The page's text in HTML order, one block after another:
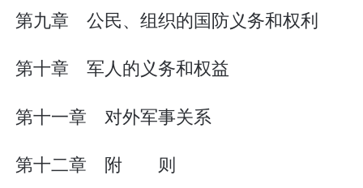
第九章 公民、组织的国防义务和权利
第十章 军人的义务和权益
第十一章 对外军事关系
第十二章 附 则